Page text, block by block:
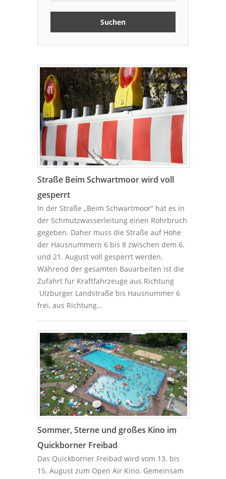
Straße Beim Schwartmoor wird voll
gesperrt
In der Straße „Beim Schwartmoor“ hat es in
der Schmutzwasserleitung einen Rohrbruch
gegeben. Daher muss die Straße auf Höhe
der Hausnummern 6 bis 8 zwischen dem 6.
und 21. August voll gesperrt werden.
Während der gesamten Bauarbeiten ist die
Zufahrt für Kraftfahrzeuge aus Richtung
Ulzburger Landstraße bis Hausnummer 6
frei, aus Richtung...
Sommer, Sterne und großes Kino im
Quickborner Freibad
Das Quickborner Freibad wird vom 13. bis
15. August zum Open Air Kino. Gemeinsam